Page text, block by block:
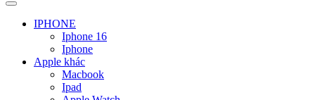
Primary
IPHONE
Iphone 16
Iphone
Apple khác
Macbook
Ipad